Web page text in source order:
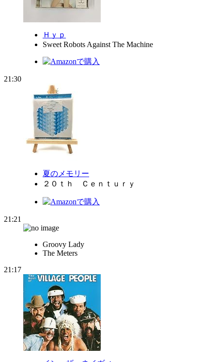
Ｈｙｐ
Sweet Robots Against The Machine
21:30
夏のメモリー
２０ｔｈ Ｃｅｎｔｕｒｙ
21:21
Groovy Lady
The Meters
21:17